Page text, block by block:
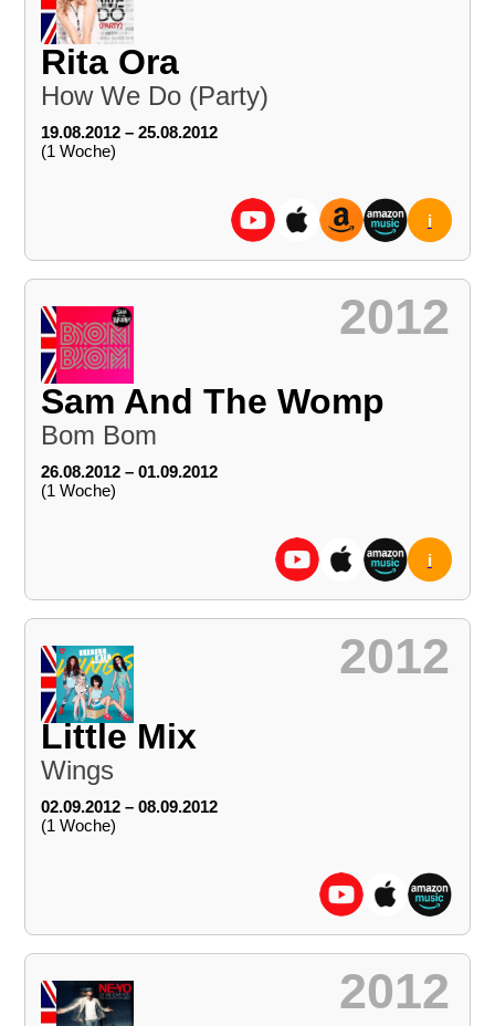
Rita Ora
How We Do (Party)
19.08.2012 – 25.08.2012
(1 Woche)
i
2012
Sam And The Womp
Bom Bom
26.08.2012 – 01.09.2012
(1 Woche)
i
2012
Little Mix
Wings
02.09.2012 – 08.09.2012
(1 Woche)
2012